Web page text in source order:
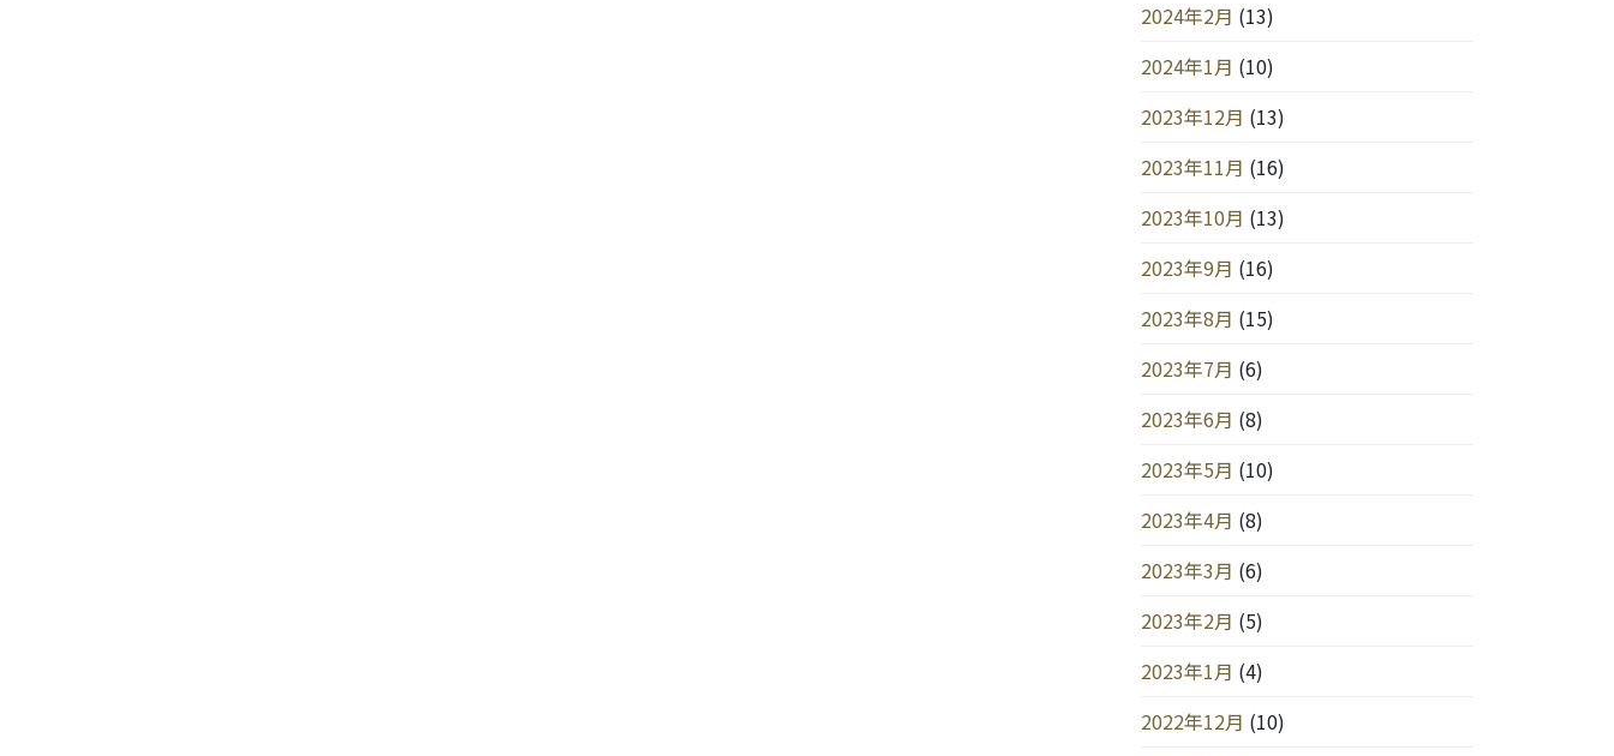
2024年2月 (13)
2024年1月 (10)
2023年12月 (13)
2023年11月 (16)
2023年10月 (13)
2023年9月 (16)
2023年8月 (15)
2023年7月 (6)
2023年6月 (8)
2023年5月 (10)
2023年4月 (8)
2023年3月 (6)
2023年2月 (5)
2023年1月 (4)
2022年12月 (10)